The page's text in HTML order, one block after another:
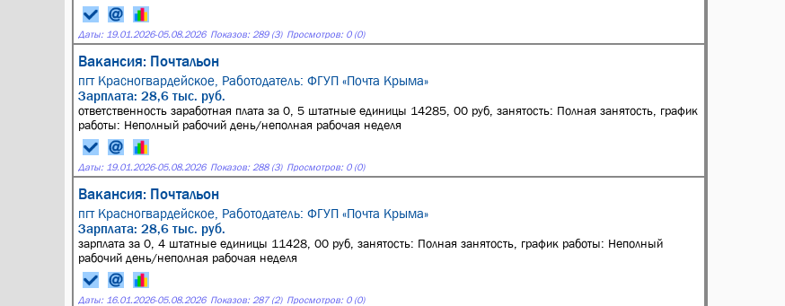
Даты: 19.01.2026-05.08.2026 Показов: 289 (3) Просмотров: 0 (0)
Вакансия: Почтальон
пгт Красногвардейское, Работодатель: ФГУП «Почта Крыма»
Зарплата: 28,6 тыс. руб.
ответственность заработная плата за 0, 5 штатные единицы 14285, 00 руб, занятость: Полная занятость, график
работы: Неполный рабочий день/неполная рабочая неделя
Даты: 19.01.2026-05.08.2026 Показов: 288 (3) Просмотров: 0 (0)
Вакансия: Почтальон
пгт Красногвардейское, Работодатель: ФГУП «Почта Крыма»
Зарплата: 28,6 тыс. руб.
зарплата за 0, 4 штатные единицы 11428, 00 руб, занятость: Полная занятость, график работы: Неполный
рабочий день/неполная рабочая неделя
Даты: 16.01.2026-05.08.2026 Показов: 287 (2) Просмотров: 0 (0)